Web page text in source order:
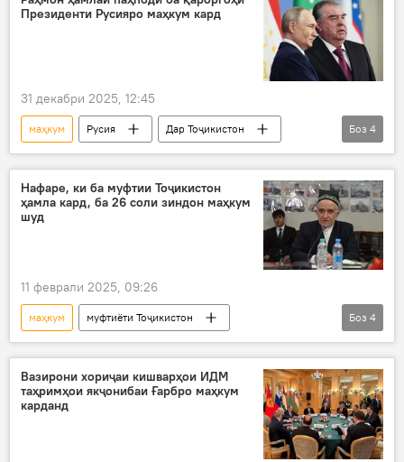
Президенти Русияро маҳкум кард
31 декабри 2025, 12:45
маҳкум Русия
Дар Тоҷикистон
Владимир Путин
Эмомалӣ Раҳмон
суҳбати телефонӣ
паҳпод
Боз 4
Нафаре, ки ба муфтии Тоҷикистон
ҳамла кард, ба 26 соли зиндон маҳкум
шуд
11 феврали 2025, 09:26
маҳкум
муфтиёти Тоҷикистон
Дар Тоҷикистон
Саидмукаррам Абдулқодирзода
муфтӣ
парванда
Боз 4
Вазирони хориҷаи кишварҳои ИДМ
таҳримҳои якҷонибаи Ғарбро маҳкум
карданд